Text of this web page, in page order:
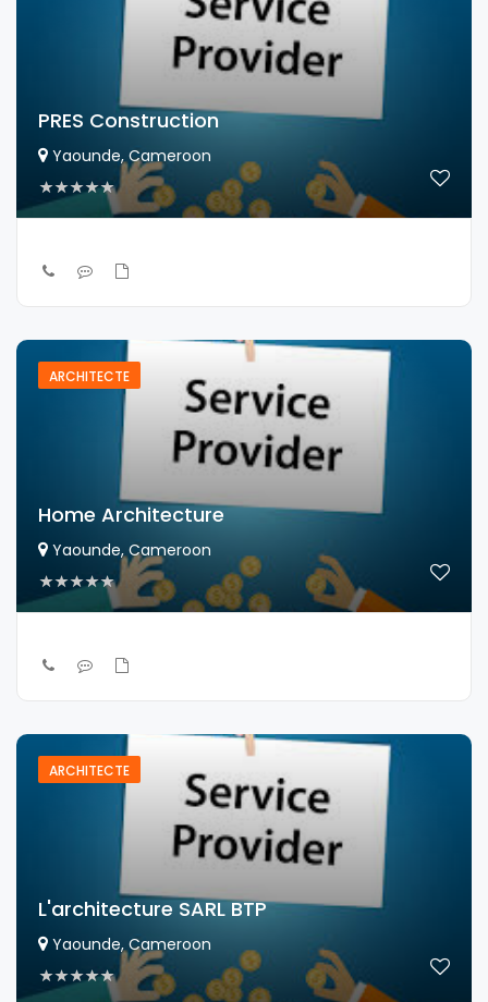
PRES Construction
Yaounde, Cameroon
ARCHITECTE
Home Architecture
Yaounde, Cameroon
ARCHITECTE
L'architecture SARL BTP
Yaounde, Cameroon